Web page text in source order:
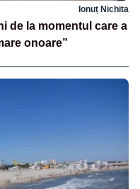
Ionuț Nichita
de la momentul care a
onoare”